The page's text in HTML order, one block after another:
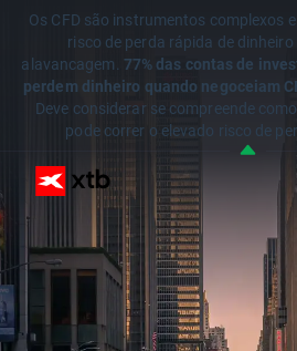
Os CFD são instrumentos complexos
risco de perda rápida de
alavancagem. 77% das contas de
perdem dinheiro quando negoceiam
Deve considerar se compreende
pode correr o elevado risco de